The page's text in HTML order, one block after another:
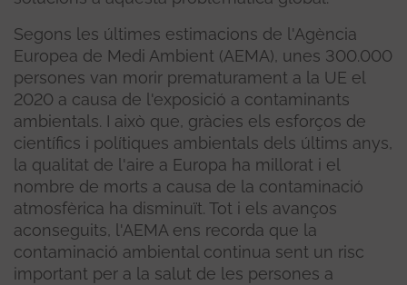
Segons les últimes estimacions de l'Agència
Europea de Medi Ambient (AEMA), unes 300.000
persones van morir prematurament a la UE el
2020 a causa de l'exposició a contaminants
ambientals. I això que, gràcies els esforços de
científics i polítiques ambientals dels últims anys,
la qualitat de l'aire a Europa ha millorat i el
nombre de morts a causa de la contaminació
atmosfèrica ha disminuït. Tot i els avanços
aconseguits, l'AEMA ens recorda que la
contaminació ambiental continua sent un risc
important per a la salut de les persones a